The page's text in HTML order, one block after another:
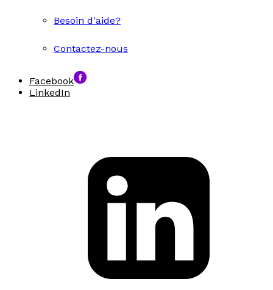
Besoin d'aide?
Contactez-nous
Facebook
LinkedIn